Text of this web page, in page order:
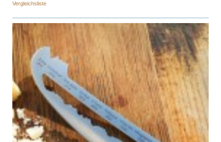
Vergleichsliste